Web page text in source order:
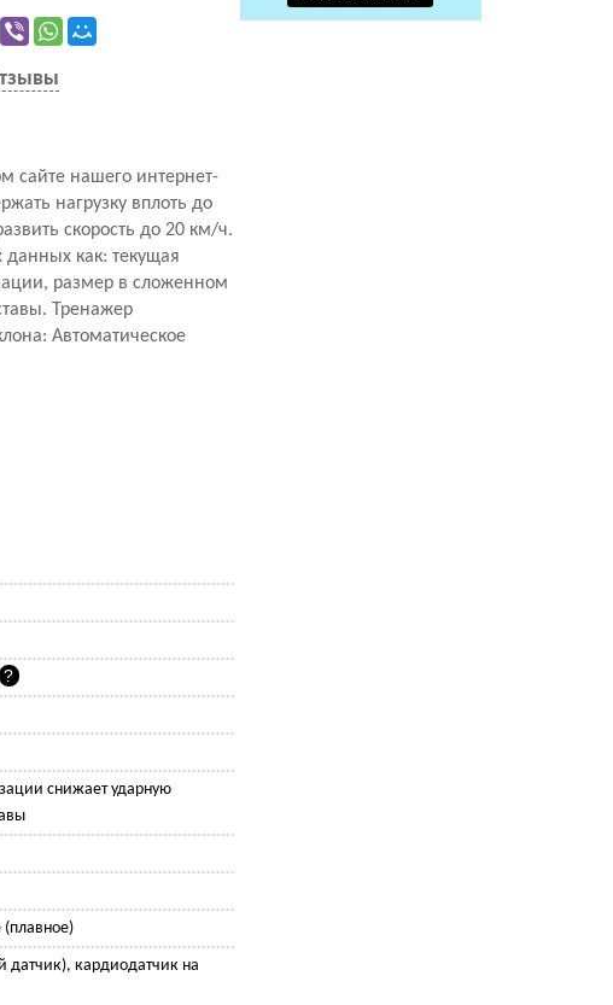
сайте нашего интернет-
нагрузку вплоть до
скорость до 20 км/ч.
как: текущая
размер в сложенном
Тренажер
Автоматическое
снижает ударную
(плавное)
датчик), кардиодатчик на